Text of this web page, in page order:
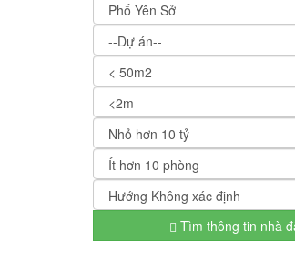
Tìm thông tin nhà